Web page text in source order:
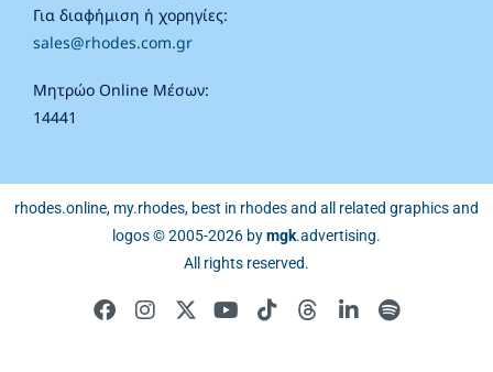
Για διαφήμιση ή χορηγίες:
sales@rhodes.com.gr
Μητρώο Online Μέσων:
14441
rhodes.online, my.rhodes, best in rhodes and all related graphics and
logos © 2005-2026 bymgk.advertising.
All rights reserved.